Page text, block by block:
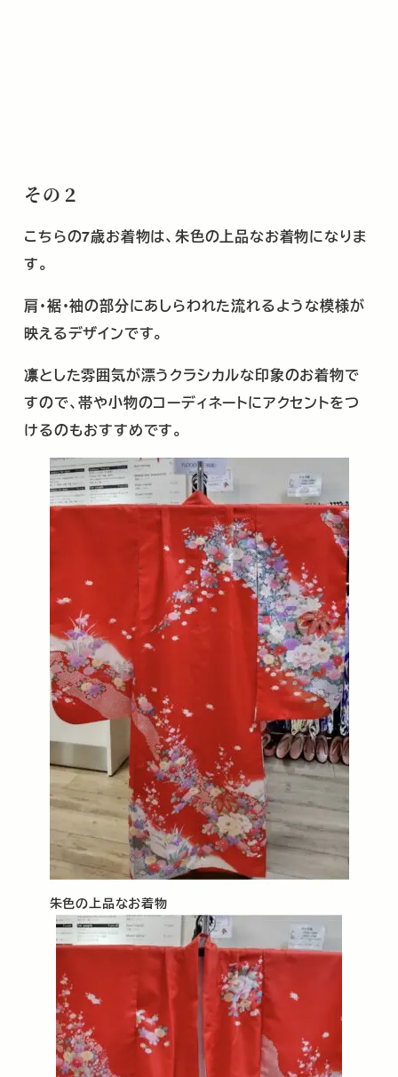
その２
こちらの7歳お着物は、朱色の上品なお着物になりま
す。
肩・裾・袖の部分にあしらわれた流れるような模様が
映えるデザインです。
凛とした雰囲気が漂うクラシカルな印象のお着物で
すので、帯や小物のコーディネートにアクセントをつ
けるのもおすすめです。
朱色の上品なお着物